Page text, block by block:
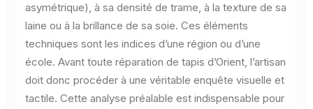
asymétrique), à sa densité de trame, à la texture de sa
laine ou à la brillance de sa soie. Ces éléments
techniques sont les indices d’une région ou d’une
école. Avant toute réparation de tapis d’Orient, l’artisan
doit donc procéder à une véritable enquête visuelle et
tactile. Cette analyse préalable est indispensable pour